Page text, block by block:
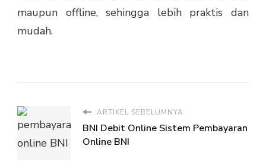
maupun offline, sehingga lebih praktis dan
mudah.
ARTIKEL SEBELUMNYA
BNI Debit Online Sistem Pembayaran
Online BNI